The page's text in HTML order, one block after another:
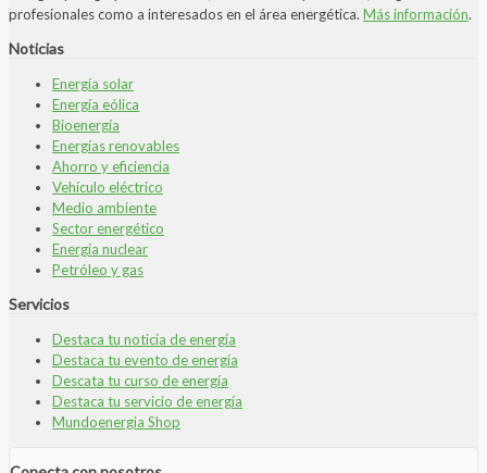
profesionales como a interesados en el área energética. Más información.
Noticias
Energía solar
Energía eólica
Bioenergía
Energías renovables
Ahorro y eficiencia
Vehículo eléctrico
Medio ambiente
Sector energético
Energía nuclear
Petróleo y gas
Servicios
Destaca tu noticia de energía
Destaca tu evento de energía
Descata tu curso de energía
Destaca tu servicio de energía
Mundoenergia Shop